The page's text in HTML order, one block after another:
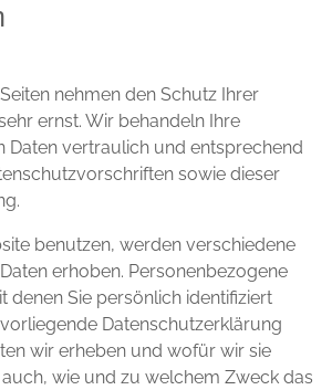
nehmen den Schutz Ihrer
ernst. Wir behandeln Ihre
Daten vertraulich und entsprechend
sowie dieser
benutzen, werden verschiedene
erhoben. Personenbezogene
denen Sie persönlich identifiziert
Datenschutzerklärung
wir erheben und wofür wir sie
wie und zu welchem Zweck das